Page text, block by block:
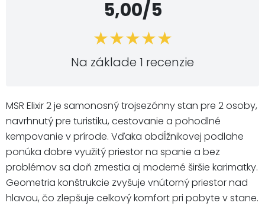
5,00/5
Na základe 1 recenzie
MSR Elixir 2 je samonosný trojsezónny stan pre 2 osoby,
navrhnutý pre turistiku, cestovanie a pohodlné
kempovanie v prírode. Vďaka obdĺžnikovej podlahe
ponúka dobre využitý priestor na spanie a bez
problémov sa doň zmestia aj moderné širšie karimatky.
Geometria konštrukcie zvyšuje vnútorný priestor nad
hlavou, čo zlepšuje celkový komfort pri pobyte v stane.